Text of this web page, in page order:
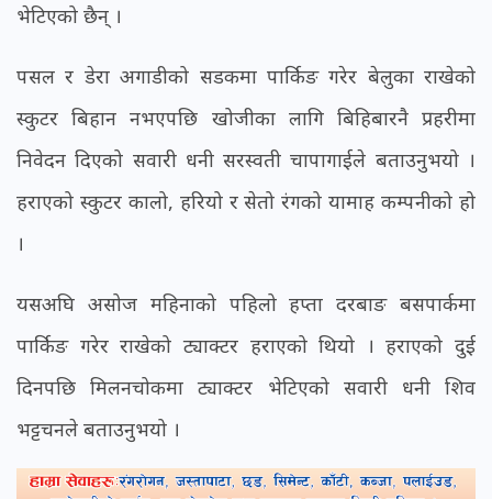
भेटिएको छैन् ।
पसल र डेरा अगाडीको सडकमा पार्किङ गरेर बेलुका राखेको
स्कुटर बिहान नभएपछि खोजीका लागि बिहिबारनै प्रहरीमा
निवेदन दिएको सवारी धनी सरस्वती चापागाईले बताउनुभयो ।
हराएको स्कुटर कालो, हरियो र सेतो रंगको यामाह कम्पनीको हो
।
यसअघि असोज महिनाको पहिलो हप्ता दरबाङ बसपार्कमा
पार्किङ गरेर राखेको ट्याक्टर हराएको थियो । हराएको दुई
दिनपछि मिलनचोकमा ट्याक्टर भेटिएको सवारी धनी शिव
भट्टचनले बताउनुभयो ।